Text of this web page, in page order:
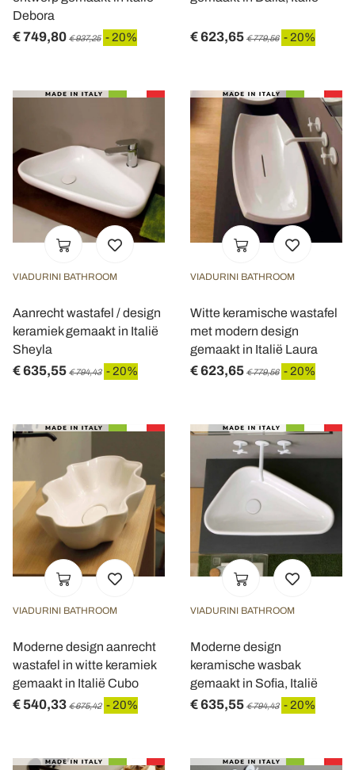
Debora
€ 749,80 € 937,25 - 20% € 623,65 € 779,56 - 20%
VIADURINI BATHROOM
Aanrecht wastafel / design
keramiek gemaakt in Italië
Sheyla
€ 635,55 € 794,43 - 20%
VIADURINI BATHROOM
Witte keramische wastafel
met modern design
gemaakt in Italië Laura
€ 623,65 € 779,56 - 20%
VIADURINI BATHROOM
Moderne design aanrecht
wastafel in witte keramiek
gemaakt in Italië Cubo
€ 540,33 € 675,42 - 20%
VIADURINI BATHROOM
Moderne design
keramische wasbak
gemaakt in Sofia, Italië
€ 635,55 € 794,43 - 20%